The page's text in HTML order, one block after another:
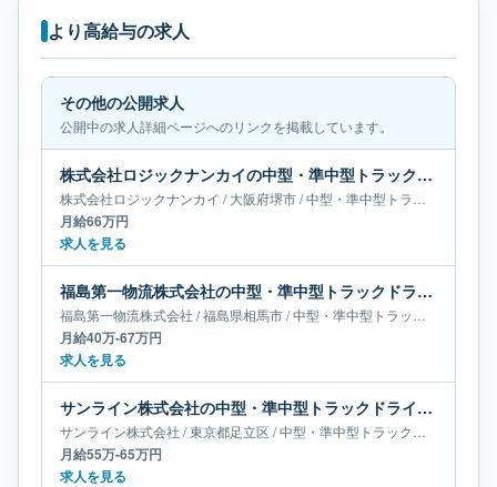
より高給与の求人
その他の公開求人
公開中の求人詳細ページへのリンクを掲載しています。
株式会社ロジックナンカイの中型・準中型トラックドライバー求人｜大阪府堺市｜月給66万円
株式会社ロジックナンカイ /大阪府堺市/中型・準中型トラックドライバー
月給66万円
求人を見る
福島第一物流株式会社の中型・準中型トラックドライバー求人｜福島県相馬市｜月給40万-67万円
福島第一物流株式会社 /福島県相馬市/中型・準中型トラックドライバー
月給40万-67万円
求人を見る
サンライン株式会社の中型・準中型トラックドライバー求人｜東京都足立区｜月給55万-65万円
サンライン株式会社 /東京都足立区 /中型・準中型トラックドライバー
月給55万-65万円
求人を見る